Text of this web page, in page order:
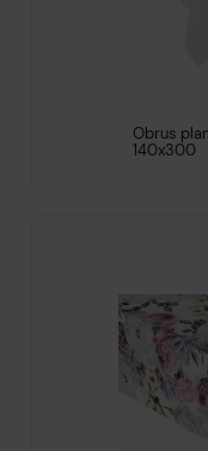
Obrus
140x300